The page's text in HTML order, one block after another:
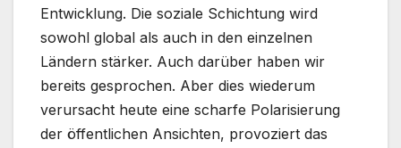
Entwicklung. Die soziale Schichtung wird
sowohl global als auch in den einzelnen
Ländern stärker. Auch darüber haben wir
bereits gesprochen. Aber dies wiederum
verursacht heute eine scharfe Polarisierung
der öffentlichen Ansichten, provoziert das